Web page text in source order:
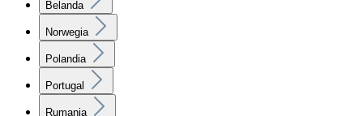
Belanda
Norwegia
Polandia
Portugal
Rumania